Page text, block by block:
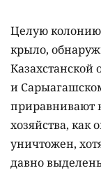
Целую колонию
крыло,
и
приравнивают
хозяйства, как
уничтожен,
давно